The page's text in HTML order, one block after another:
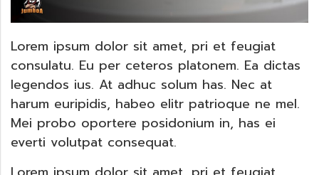
Lorem ipsum dolor sit amet, pri et feugiat
consulatu. Eu per ceteros platonem. Ea dictas
legendos ius. At adhuc solum has. Nec at
harum euripidis, habeo elitr patrioque ne mel.
Mei probo oportere posidonium in, has ei
everti volutpat consequat.